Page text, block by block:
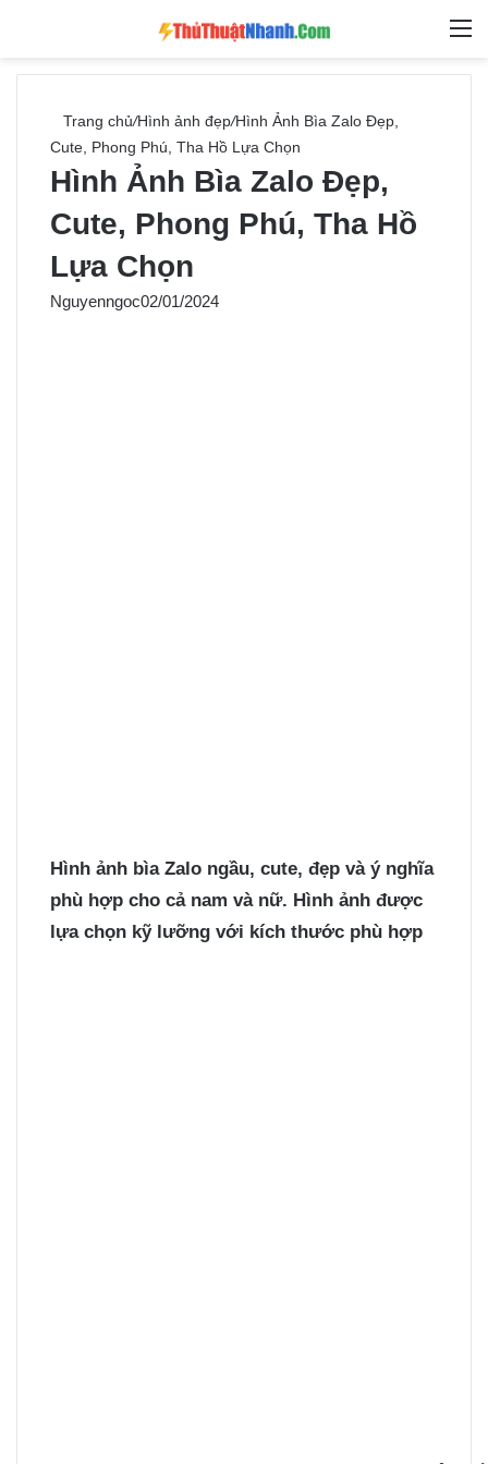
Tìm
Trang chủ/Hình ảnh đẹp/Hình Ảnh Bìa Zalo Đẹp,
Cute, Phong Phú, Tha Hồ Lựa Chọn
Hình Ảnh Bìa Zalo Đẹp,
Cute, Phong Phú, Tha Hồ
Lựa Chọn
Nguyenngoc02/01/2024
Hình ảnh bìa Zalo ngầu, cute, đẹp và ý nghĩa
phù hợp cho cả nam và nữ. Hình ảnh được
lựa chọn kỹ lưỡng với kích thước phù hợp